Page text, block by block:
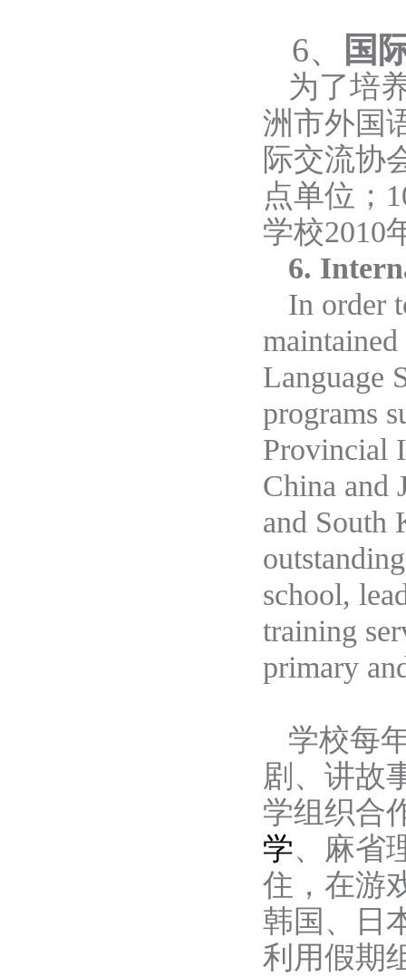
6、 国
为了培
洲市外国
际交流协
点单位 ；
学校2010
6.
In order
Language
programs
Provincial
China and
and South
school,
training
primary
学校每
剧、讲故
学组织合
学、麻省
住，在游
韩国、日
利用假期